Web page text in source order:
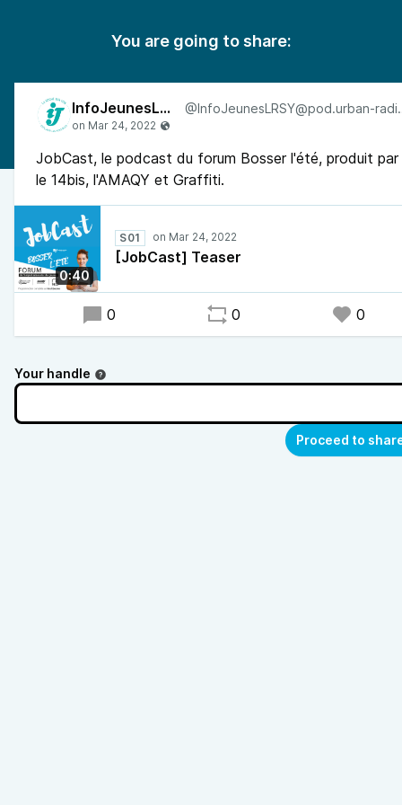
You are going to share:
InfoJeunesLRSY
JobCast, le podcast du forum Bosser l'été, produit par
le 14bis, l'AMAQY et Graffiti.
0:40
S01
[JobCast] Teaser
0 0 0
Your handle
Proceed to